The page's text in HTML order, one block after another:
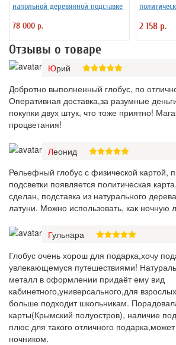
напольной деревянной подставке
78 000 р.
2 158 р.
Отзывы о товаре
Юрий
Добротно выполненный глобус, по
Оперативная доставка,за разумные
покупки двух штук, что тоже приятно!
процветания!
Леонид
Рельефный глобус с физической картой,
подсветки появляется политическая
сделан, подставка из натурального
латуни. Можно использовать, как ночную
Гульнара
Глобус очень хорош для подарка,хочу
увлекающемуся путешествиями!
металл в оформлении придаёт ему вид
кабинетного,универсального,для
больше подходит школьникам.
карты(Крымский полуостров), наличие
плюс для такого отличного
ночником.